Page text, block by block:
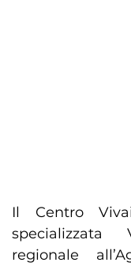
Il Centro
specializzata
regionale